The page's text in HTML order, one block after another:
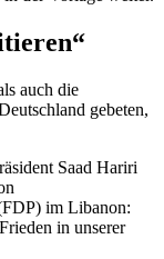
auch die
gebeten,
Saad Hariri
im Libanon:
in unserer